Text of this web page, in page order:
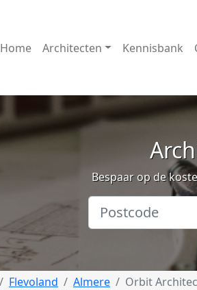
Home Architecten Kennisbank
Bespaar op de
Flevoland Almere Orbit